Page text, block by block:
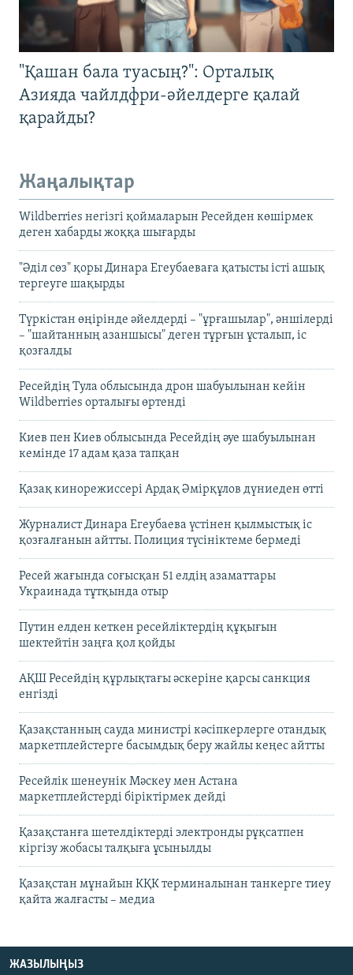
"Қашан бала туасың?": Орталық
Азияда чайлдфри-әйелдерге қалай
қарайды?
Жаңалықтар
Wildberries негізгі қоймаларын Ресейден көшірмек
деген хабарды жоққа шығарды
"Әділ сөз" қоры Динара Егеубаеваға қатысты істі ашық
тергеуге шақырды
Түркістан өңірінде әйелдерді – "ұрғашылар", әншілерді
– "шайтанның азаншысы" деген тұрғын ұсталып, іс
қозғалды
Ресейдің Тула облысында дрон шабуылынан кейін
Wildberries орталығы өртенді
Киев пен Киев облысында Ресейдің әуе шабуылынан
кемінде 17 адам қаза тапқан
Қазақ кинорежиссері Ардақ Әмірқұлов дүниеден өтті
Журналист Динара Егеубаева үстінен қылмыстық іс
қозғалғанын айтты. Полиция түсініктеме бермеді
Ресей жағында соғысқан 51 елдің азаматтары
Украинада тұтқында отыр
Путин елден кеткен ресейліктердің құқығын
шектейтін заңға қол қойды
АҚШ Ресейдің құрлықтағы әскеріне қарсы санкция
енгізді
Қазақстанның сауда министрі кәсіпкерлерге отандық
маркетплейстерге басымдық беру жайлы кеңес айтты
Ресейлік шенеунік Мәскеу мен Астана
маркетплейстерді біріктірмек дейді
Қазақстанға шетелдіктерді электронды рұқсатпен
кіргізу жобасы талқыға ұсынылды
Қазақстан мұнайын КҚК терминалынан танкерге тиеу
қайта жалғасты – медиа
ЖАЗЫЛЫҢЫЗ